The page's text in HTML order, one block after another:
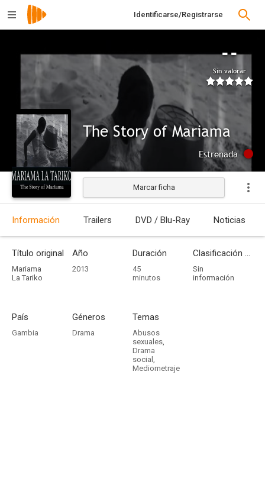
Identificarse/Registrarse
--
Sin valorar
The Story of Mariama
Estrenada
Marcar ficha
Información Trailers DVD / Blu-Ray Noticias
Título original
Mariama
La Tariko
Año
2013
Duración
45
minutos
Clasificación por edades
Sin
información
País
Gambia
Géneros
Drama
Temas
Abusos
sexuales,
Drama
social ,
Mediometraje